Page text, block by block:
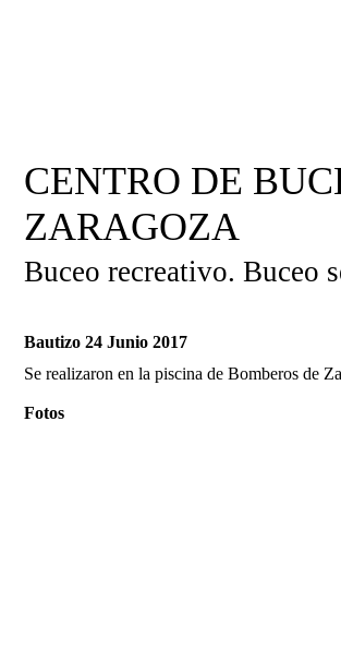
CENTRO DE
ZARAGOZA
Buceo recreativo. Buceo
Bautizo 24 Junio 2017
Se realizaron en la piscina de Bomberos de
Fotos